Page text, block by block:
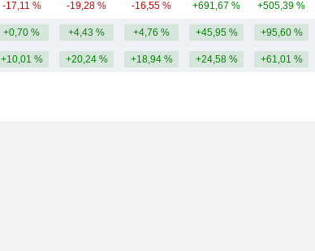
-17,11 % -19,28 % -16,55 % +691,67 % +505,39 %
+0,70 % +4,43 % +4,76 % +45,95 % +95,60 %
+10,01 % +20,24 % +18,94 % +24,58 % +61,01 %